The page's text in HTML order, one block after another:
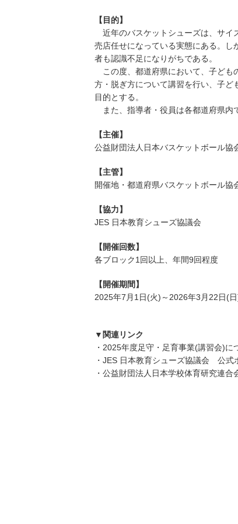
【目的】
近年のバスケットシューズは、サイ
売店任せになっている実態にある。
者も認識不足になりがちである。
この度、都道府県において、子ども
方・脱ぎ方について講習を行い、子ど
目的とする。
また、指導者・役員は各都道府県内
【主催】
公益財団法人日本バスケットボール協
【主管】
開催地・都道府県バスケットボール
【協力】
JES 日本教育シューズ協議会
【開催回数】
各ブロック1回以上、年間9回程度
【開催期間】
2025年7月1日(火)～2026年3月22日(
▼関連リンク
・2025年度足守・足育事業(講習会)に
・JES 日本教育シューズ協議会 公式
・公益財団法人日本学校体育研究連